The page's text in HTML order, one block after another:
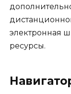
электронная
ресурсы.